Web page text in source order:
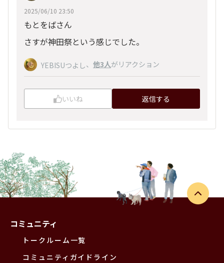
2025/06/10 23:50
もとをばさん
さすが神田祭という感じでした。
YEBISUつよし、 他3人がリアクション
いいね 返信する
コミュニティ
トークルーム一覧
コミュニティガイドライン